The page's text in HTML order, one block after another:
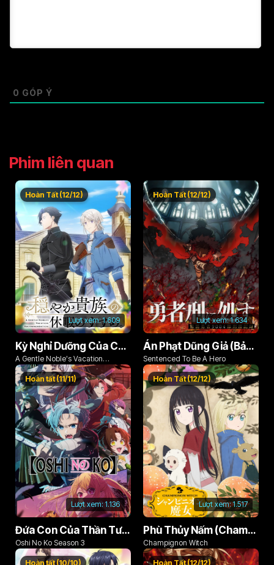
0 GÓP Ý
Phim liên quan
Lượt xem:1.609
Hoàn Tất (12/12)
Kỳ Nghỉ Dưỡng Của Chàng Quý Tộc Ôn Hòa (Odayaka Kizoku no Kyuuka no Susume)
A Gentle Noble's Vacation
Recommendation
Lượt xem:1.634
Hoàn Tất (12/12)
Án Phạt Dũng Giả (Bản Án Anh Hùng)
Sentenced To Be A Hero
Lượt xem: 1.136
Hoàn tất (11/11)
Đứa Con Của Thần Tượng (Phần 3)
Oshi No Ko Season 3
Lượt xem:1.517
Hoàn Tất (12/12)
Phù Thủy Nấm (Champignon no Majo)
Champignon Witch
Hoàn tất (10/10) Hoàn Tất (12/12)